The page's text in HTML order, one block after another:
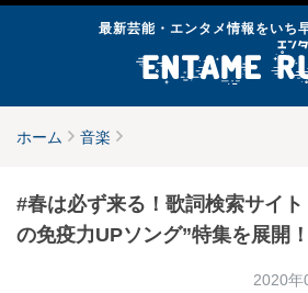
最新芸能・エンタメ情報をいち
ホーム 音楽
#春は必ず来る！歌詞検索サイ
の免疫力UPソング”特集を展開！
2020年